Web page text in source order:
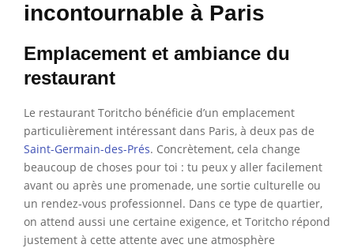
incontournable à Paris
Emplacement et ambiance du
restaurant
Le restaurant Toritcho bénéficie d’un emplacement
particulièrement intéressant dans Paris, à deux pas de
Saint-Germain-des-Prés. Concrètement, cela change
beaucoup de choses pour toi : tu peux y aller facilement
avant ou après une promenade, une sortie culturelle ou
un rendez-vous professionnel. Dans ce type de quartier,
on attend aussi une certaine exigence, et Toritcho répond
justement à cette attente avec une atmosphère